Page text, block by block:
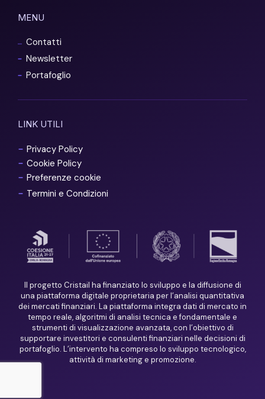
MENU
Contatti
Newsletter
Portafoglio
LINK UTILI
Privacy Policy
Cookie Policy
Preferenze cookie
Termini e Condizioni
Il progetto Cristail ha finanziato lo sviluppo e la diffusione di
una piattaforma digitale proprietaria per l’analisi quantitativa
dei mercati finanziari. La piattaforma integra dati di mercato in
tempo reale, algoritmi di analisi tecnica e fondamentale e
strumenti di visualizzazione avanzata, con l’obiettivo di
supportare investitori e consulenti finanziari nelle decisioni di
portafoglio. L’intervento ha compreso lo sviluppo tecnologico,
attività di marketing e promozione.